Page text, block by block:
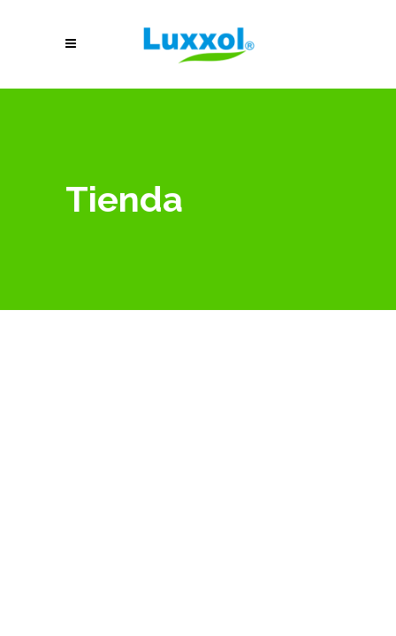
Tienda